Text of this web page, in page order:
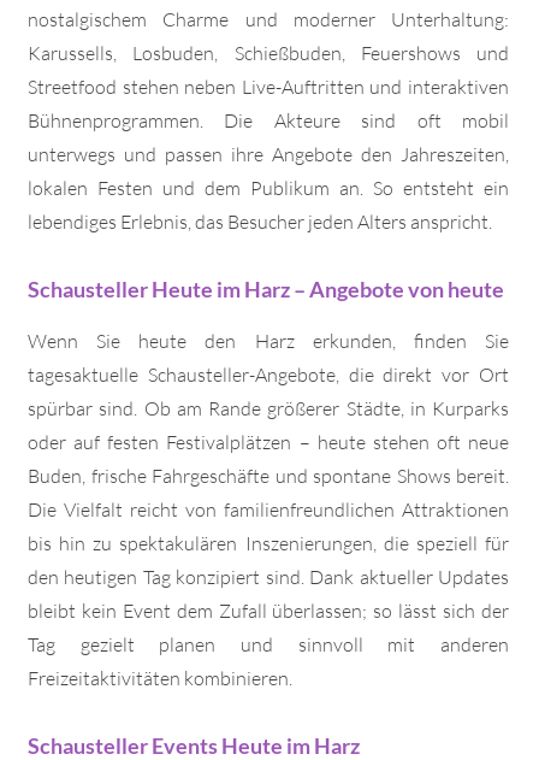
nostalgischem Charme und moderner Unterhaltung:
Karussells, Losbuden, Schießbuden, Feuershows und
Streetfood stehen neben Live-Auftritten und interaktiven
Bühnenprogrammen. Die Akteure sind oft mobil
unterwegs und passen ihre Angebote den Jahreszeiten,
lokalen Festen und dem Publikum an. So entsteht ein
lebendiges Erlebnis, das Besucher jeden Alters anspricht.
Schausteller Heute im Harz – Angebote von heute
Wenn Sie heute den Harz erkunden, finden Sie
tagesaktuelle Schausteller-Angebote, die direkt vor Ort
spürbar sind. Ob am Rande größerer Städte, in Kurparks
oder auf festen Festivalplätzen – heute stehen oft neue
Buden, frische Fahrgeschäfte und spontane Shows bereit.
Die Vielfalt reicht von familienfreundlichen Attraktionen
bis hin zu spektakulären Inszenierungen, die speziell für
den heutigen Tag konzipiert sind. Dank aktueller Updates
bleibt kein Event dem Zufall überlassen; so lässt sich der
Tag gezielt planen und sinnvoll mit anderen
Freizeitaktivitäten kombinieren.
Schausteller Events Heute im Harz